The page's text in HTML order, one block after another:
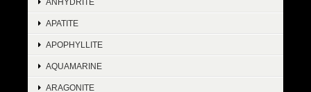
ANHYDRITE
APATITE
APOPHYLLITE
AQUAMARINE
ARAGONITE